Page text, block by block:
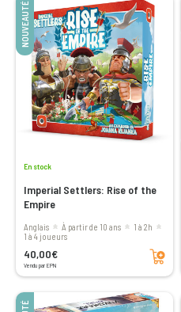
NOUVEAUTÉ
En stock
Imperial Settlers: Rise of the
Empire
Anglais à partir de 10 ans
1 à 2h
1 à 4 joueurs
40,00€
Vendu par EPN
Ajouter au panier